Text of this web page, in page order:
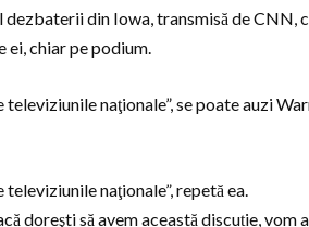
din Iowa, transmisă de CNN,
ei, chiar pe podium.
naţionale”, se poate auzi
naţionale”, repetă ea.
doreşti să avem această discuție, vom